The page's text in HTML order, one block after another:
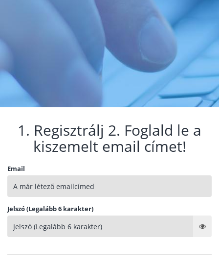
1. Regisztrálj 2. Foglald le a
kiszemelt email címet!
Email
Jelszó (Legalább 6 karakter)